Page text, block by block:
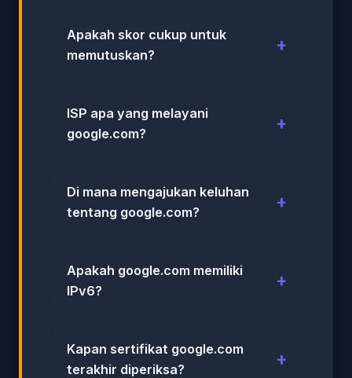
Apakah skor cukup untuk
memutuskan?
ISP apa yang melayani
google.com?
Di mana mengajukan keluhan
tentang google.com?
Apakah google.com memiliki
IPv6?
Kapan sertifikat google.com
terakhir diperiksa?